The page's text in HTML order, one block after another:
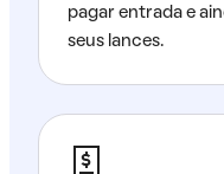
pagar entrada e
seus lances.